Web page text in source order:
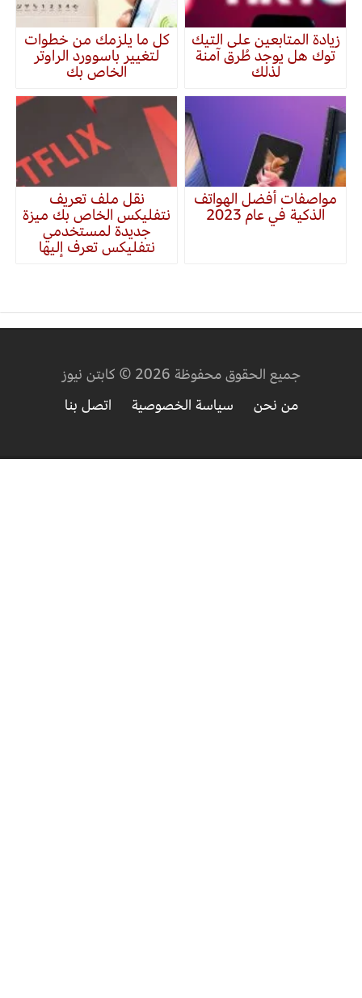
زيادة المتابعين على التيك
توك هل يوجد طُرق آمنة
لذلك
كل ما يلزمك من خطوات
لتغيير باسوورد الراوتر
الخاص بك
مواصفات أفضل الهواتف
الذكية في عام 2023
نقل ملف تعريف
نتفليكس الخاص بك ميزة
جديدة لمستخدمي
نتفليكس تعرف إليها
جميع الحقوق محفوظة 2026 © كابتن نيوز
من نحن
سياسة الخصوصية اتصل بنا